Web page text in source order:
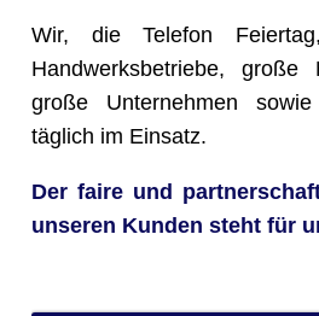
Wir, die Telefon
Handwerksbetriebe,
große Unternehmen
täglich im Einsatz.
Der faire und
unseren Kunden steht für